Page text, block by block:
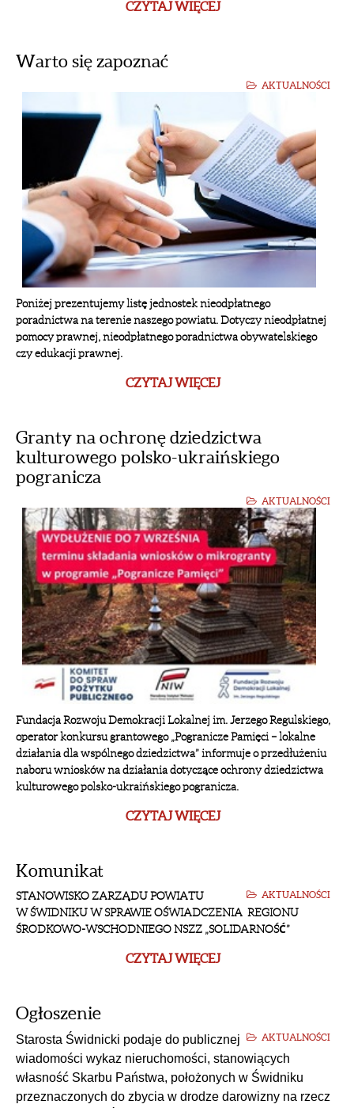
CZYTAJ WIĘCEJ
Warto się zapoznać
AKTUALNOŚCI
Poniżej prezentujemy listę jednostek nieodpłatnego
poradnictwa na terenie naszego powiatu. Dotyczy nieodpłatnej
pomocy prawnej, nieodpłatnego poradnictwa obywatelskiego
czy edukacji prawnej.
CZYTAJ WIĘCEJ
Granty na ochronę dziedzictwa
kulturowego polsko-ukraińskiego
pogranicza
AKTUALNOŚCI
Fundacja Rozwoju Demokracji Lokalnej im. Jerzego Regulskiego,
operator konkursu grantowego „Pogranicze Pamięci – lokalne
działania dla wspólnego dziedzictwa” informuje o przedłużeniu
naboru wniosków na działania dotyczące ochrony dziedzictwa
kulturowego polsko-ukraińskiego pogranicza.
CZYTAJ WIĘCEJ
Komunikat
AKTUALNOŚCI
STANOWISKO ZARZĄDU POWIATU
W ŚWIDNIKU W SPRAWIE OŚWIADCZENIA REGIONU
ŚRODKOWO-WSCHODNIEGO NSZZ „SOLIDARNOŚĆ”
CZYTAJ WIĘCEJ
Ogłoszenie
AKTUALNOŚCI
Starosta Świdnicki podaje do publicznej
wiadomości wykaz nieruchomości, stanowiących
własność Skarbu Państwa, położonych w Świdniku
przeznaczonych do zbycia w drodze darowizny na rzecz